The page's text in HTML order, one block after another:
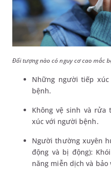
Đối tượng nào có nguy cơ cao mắc
Những người tiếp
bệnh.
Không vệ sinh và rửa
xúc với người bệnh.
Người thường xuyên
động và bị động):
năng miễn dịch và